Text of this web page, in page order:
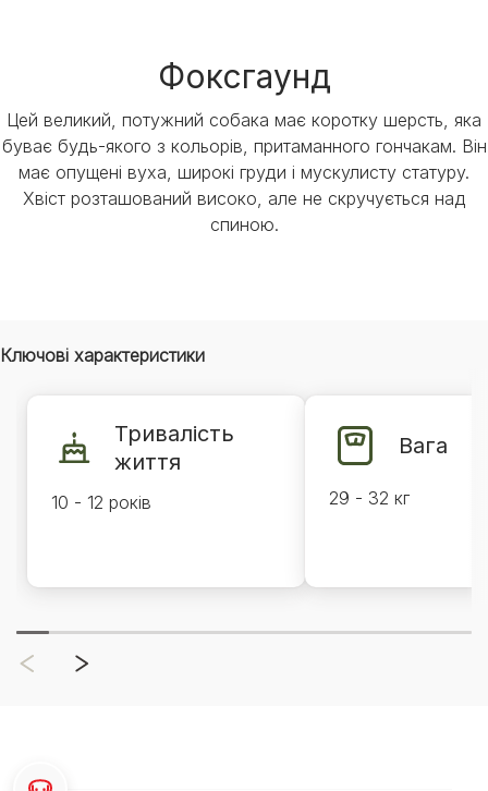
Фоксгаунд
Цей великий, потужний собака має коротку шерсть, яка
буває будь-якого з кольорів, притаманного гончакам. Він
має опущені вуха, широкі груди і мускулисту статуру.
Хвіст розташований високо, але не скручується над
спиною.
Ключові характеристики
Тривалість
життя
10 - 12 років
Вага
29 - 32 кг